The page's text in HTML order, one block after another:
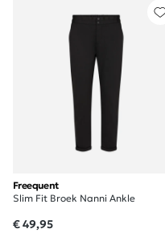
Freequent
Slim Fit Broek Nanni Ankle
€ 49,95